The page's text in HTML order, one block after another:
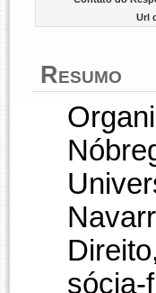
Url
Resumo
sócia-